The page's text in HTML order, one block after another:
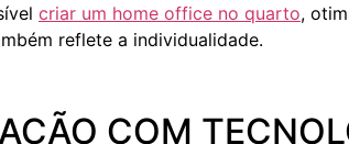
criar um home office no quarto,
reflete a individualidade.
COM